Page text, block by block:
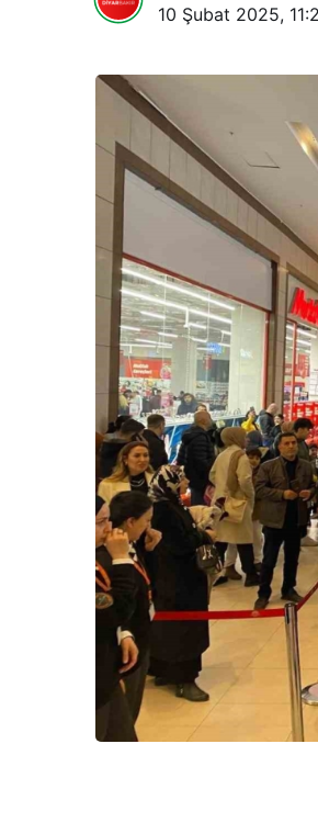
10 Şubat 2025,